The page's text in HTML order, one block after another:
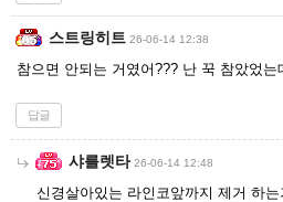
스트링히트 26-06-14 12:38
참으면 안되는 거였어??? 난 꾹 참았었는
답글
샤를렛타 26-06-14 12:48
신경살아있는 라인코앞까지 제거 하